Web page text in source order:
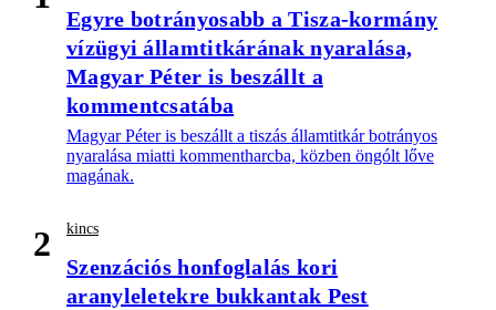
Egyre botrányosabb a Tisza-kormány
vízügyi államtitkárának nyaralása,
Magyar Péter is beszállt a
kommentcsatába
Magyar Péter is beszállt a tiszás államtitkár botrányos
nyaralása miatti kommentharcba, közben öngólt lőve
magának.
2 kincs
Szenzációs honfoglalás kori
aranyleletekre bukkantak Pest